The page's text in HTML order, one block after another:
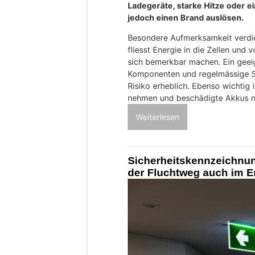
Ladegeräte, starke Hitze oder
jedoch einen Brand auslösen.
Besondere Aufmerksamkeit
fliesst Energie in die Zellen und
sich bemerkbar machen. Ein
Komponenten und regelmässige
Risiko erheblich. Ebenso wichtig
nehmen und beschädigte Akkus
Weiterlesen
der Fluchtweg auch im